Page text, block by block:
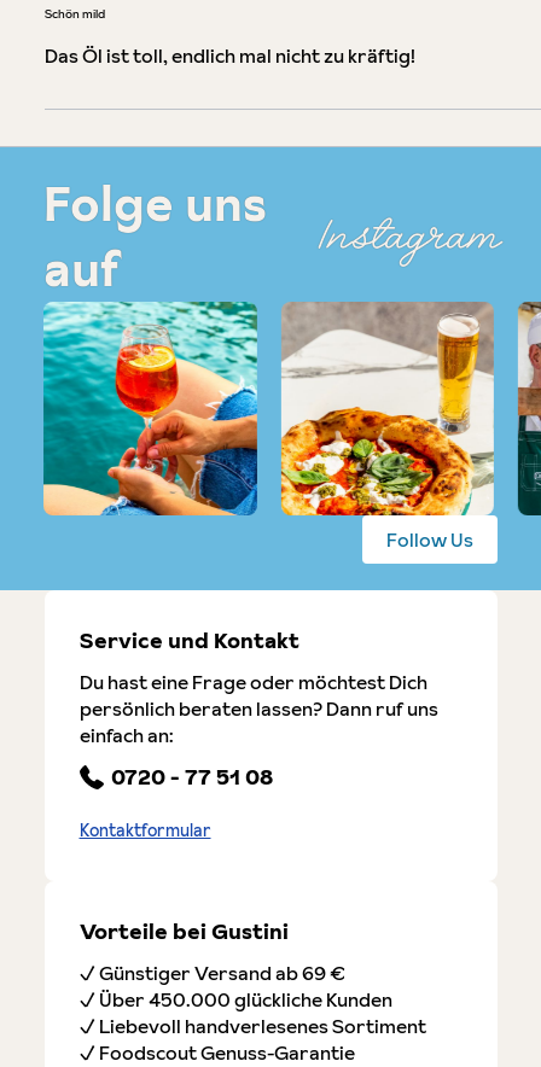
Bewertung mit 5 von 5 Sternen
Schön mild
Das Öl ist toll, endlich mal nicht zu kräftig!
Folge uns
auf
Instagram
Follow Us
Service und Kontakt
Du hast eine Frage oder möchtest Dich
persönlich beraten lassen? Dann ruf uns
einfach an:
0720 - 77 51 08
Kontaktformular
Vorteile bei Gustini
✓ Günstiger Versand ab 69 €
✓ Über 450.000 glückliche Kunden
✓ Liebevoll handverlesenes Sortiment
✓ Foodscout Genuss-Garantie